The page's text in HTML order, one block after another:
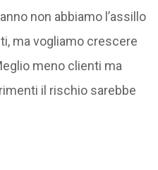
non abbiamo l’assillo
ma vogliamo crescere
meno clienti ma
il rischio sarebbe